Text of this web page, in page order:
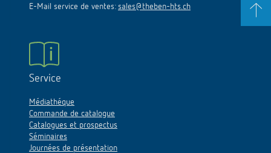
E-Mail service de ventes: sales@theben-hts.ch
Service
Médiathéque
Commande de catalogue
Catalogues et prospectus
Séminaires
Journées de présentation